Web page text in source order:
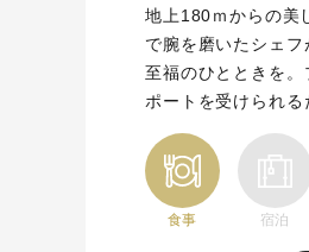
地上180ｍからの美
で腕を磨いたシェ
至福のひとときを
ポートを受けられる
食事 宿泊